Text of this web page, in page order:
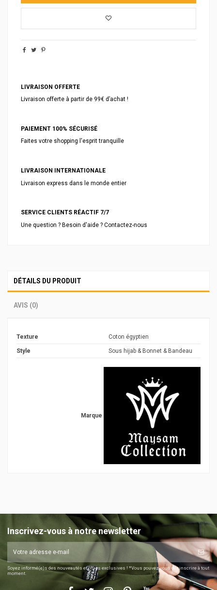
LIVRAISON OFFERTE
Livraison offerte à partir de 99€ d’achat !
PAIEMENT 100% SÉCURISÉ
Faites votre shopping l'esprit tranquille
LIVRAISON INTERNATIONALE
Livraison express dans le monde entier
SERVICE CLIENTS RÉACTIF 7/7
Une question ? Besoin d'aide ? Contactez-nous
DÉTAILS DU PRODUIT
AVIS (0)
Texture Coton égyptien
Style Sous hijab & Bonnet & Bandeau
Marque
Inscrivez-vous à notre newsletter
Soyez informé(e)s des nouveautés et offres exclusives ! *Vous pouvez vous désinscrire à tout
moment.